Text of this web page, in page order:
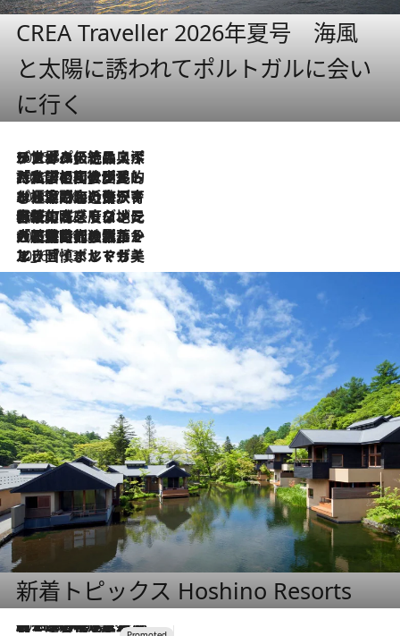
CREA Traveller 2026年夏号 海風
と太陽に誘われてポルトガルに会い
に行く
2026.8.8
リスボンの絶品スイーツ「パステル・デ・ナタ」とは？ポルトガル伝統の奥深い世界へ
2026.7.27
「私の祖国はポルトガル語です」国民的詩人フェルナンド・ペソアと、彼が愛した文学の街を歩く
2026.7.26
ポルトガル近海が育む極上の海の幸。キリリと冷えた白ワインと愉しむ、シーフード専門店の贅沢
2026.7.22
伝統の味をモダンに昇華。高感度な地元客が集う、リスボンの最旬ガストロノミー
2026.7.21
大航海時代の栄華から、震災、独裁、そして革命へ。ポルトガル・首都リスボンの石畳に刻まれた「歴史の光と影」
2026.7.13
エッセイ・ヤマザキマリ「慎ましくも美しき国 ポルトガル」
新着トピックス Hoshino Resorts
2026.8.7
【トンボの足水浴】ヒノキの香りに包まれて涼感マックス！約13℃の湧水かけ流しを避暑地「星野温泉 トンボの湯」で体験